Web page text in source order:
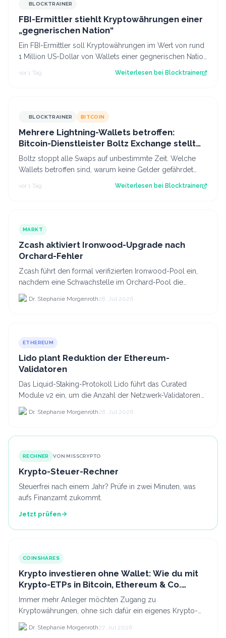
BLOCKTRAINER
FBI-Ermittler stiehlt Kryptowährungen einer
„gegnerischen Nation“
Ein FBI-Ermittler soll Kryptowährungen im Wert von rund
1 Million US-Dollar von Wallets einer gegnerischen Nation
vor 1 Tag Weiterlesen bei Blocktrainer
BLOCKTRAINER BITCOIN
Mehrere Lightning-Wallets betroffen:
Bitcoin-Dienstleister Boltz Exchange stellt
Swap-Service ein
Boltz stoppt alle Swaps auf unbestimmte Zeit. Welche
Wallets betroffen sind, warum keine Gelder gefährdet
vor 1 Tag Weiterlesen bei Blocktrainer
MARKT
Zcash aktiviert Ironwood-Upgrade nach
Orchard-Fehler
Zcash führt den formal verifizierten Ironwood-Pool ein,
nachdem eine Schwachstelle im Orchard-Pool die
Erstellung gefälschter ZEC-Token ermöglichte.
Dr. Stephanie Morgenroth28. Jul 2026
ETHEREUM
Lido plant Reduktion der Ethereum-
Validatoren
Das Liquid-Staking-Protokoll Lido führt das Curated
Module v2 ein, um die Anzahl der Netzwerk-Validatoren
von 880.000 auf etwa 628.
Dr. Stephanie Morgenroth28. Jul 2026
RECHNER VON MISSCRYPTO
Krypto-Steuer-Rechner
Steuerfrei nach einem Jahr? Prüfe in zwei Minuten, was
aufs Finanzamt zukommt.
Jetzt prüfen
COINSHARES
Krypto investieren ohne Wallet: Wie du mit
Krypto-ETPs in Bitcoin, Ethereum & Co.
anlegst
Immer mehr Anleger möchten Zugang zu
Kryptowährungen, ohne sich dafür ein eigenes Krypto-
Wallet einrichten zu müssen. Dazu kommt, dass viele
nicht nur Bitcoin h...
Dr. Stephanie Morgenroth27. Jul 2026